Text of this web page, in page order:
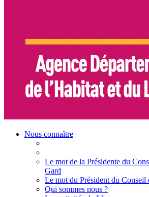
Nous connaître
Le mot de la Présidente du
Gard
Le mot du Président du
Qui sommes nous ?